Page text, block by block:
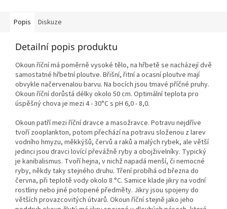
Popis Diskuze
Detailní popis produktu
Okoun říční má poměrně vysoké tělo, na hřbetě se nacházejí dvě
samostatné hřbetní ploutve. Břišní, řitní a ocasní ploutve mají
obvykle načervenalou barvu. Na bocích jsou tmavé příčné pruhy.
Okoun říční dorůstá délky okolo 50 cm. Optimální teplota pro
úspěšný chova je mezi 4 - 30°C s pH 6,0 - 8,0.
Okoun patří mezi říční dravce a masožravce. Potravu nejdříve
tvoří zooplankton, potom přechází na potravu složenou z larev
vodního hmyzu, měkkýšů, červů a raků a malých rybek, ale větší
jedinci jsou dravci lovící převážně ryby a obojživelníky. Typický
je kanibalismus. Tvoří hejna, v nichž napadá menší, či nemocné
ryby, někdy taky stejného druhu. Třeníprobíhá od března do
června, při teplotě vody okolo 8 °C. Samice klade jikry na vodní
rostliny nebo jiné potopené předměty. Jikryjsou spojeny do
větších provazcovitých útvarů. Okoun říční stejně jako jeho